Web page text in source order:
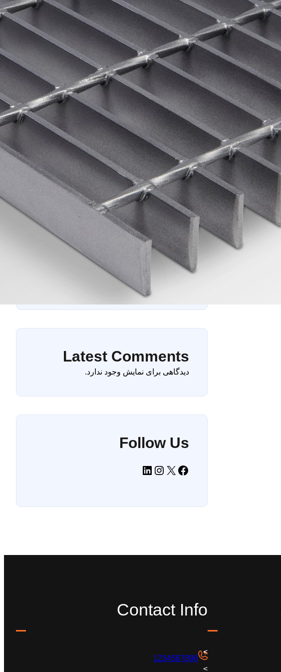
Categories
دسته‌بندی نشده(1)
(25)
Archives
اکتبر 2023
سپتامبر 2023
آگوست 2023
ژوئن 2023
آوریل 2023
مارس 2023
Latest Comments
دیدگاهی برای نمایش وجود ندارد.
Follow Us
فیس‌بوک X اینستاگرم لینکداین
Contact Info
1234567890